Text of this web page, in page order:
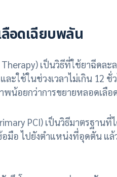
ลือดเฉียบพลัน
เป็นวิธีที่ใช้ยาฉีดล
ะใช้ในช่วงเวลาไม่เกิน 12
พน้อยกว่าการขยายหลอดเลื
PCI) เป็นวิธีมาตรฐาน
อ ไปยังตำแหน่งที่อุดตัน แล้